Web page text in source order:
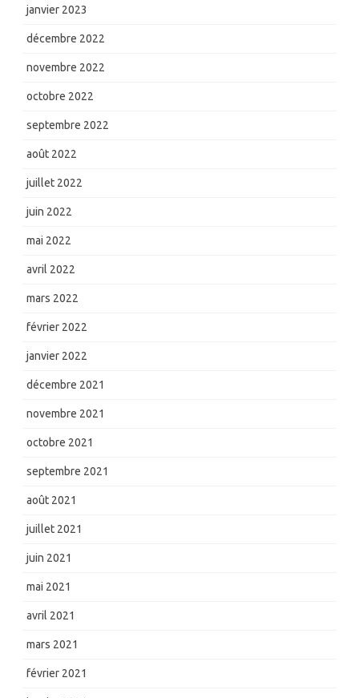
janvier 2023
décembre 2022
novembre 2022
octobre 2022
septembre 2022
août 2022
juillet 2022
juin 2022
mai 2022
avril 2022
mars 2022
février 2022
janvier 2022
décembre 2021
novembre 2021
octobre 2021
septembre 2021
août 2021
juillet 2021
juin 2021
mai 2021
avril 2021
mars 2021
février 2021